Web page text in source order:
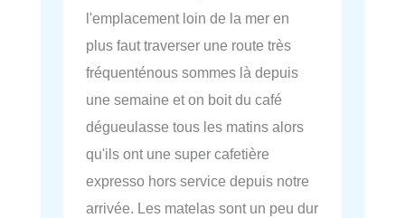
l'emplacement loin de la mer en
plus faut traverser une route très
fréquenténous sommes là depuis
une semaine et on boit du café
dégueulasse tous les matins alors
qu'ils ont une super cafetière
expresso hors service depuis notre
arrivée. Les matelas sont un peu dur